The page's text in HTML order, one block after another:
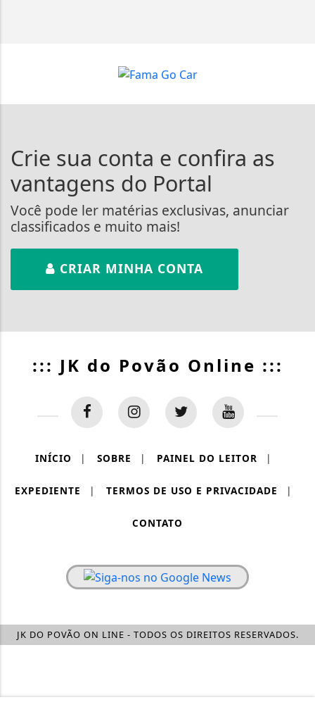
Crie sua conta e confira as
vantagens do Portal
Você pode ler matérias exclusivas, anunciar
classificados e muito mais!
CRIAR MINHA CONTA
::: JK do Povão Online :::
INÍCIO | SOBRE | PAINEL DO LEITOR |
EXPEDIENTE | TERMOS DE USO E PRIVACIDADE |
CONTATO
JK DO POVÃO ON LINE - TODOS OS DIREITOS RESERVADOS.